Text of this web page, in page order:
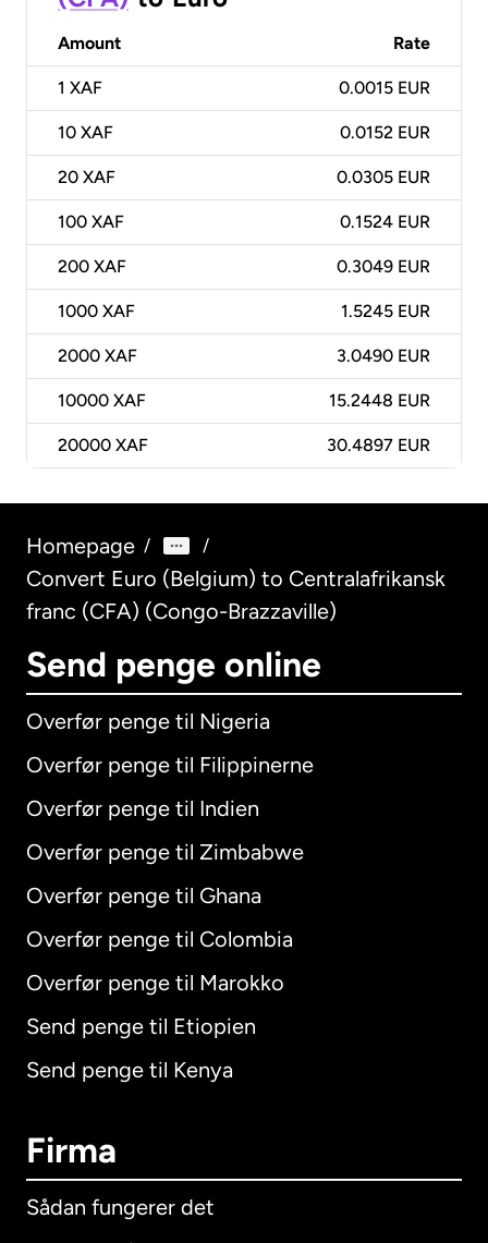
Amount Rate
1 XAF 0.0015 EUR
10 XAF 0.0152 EUR
20 XAF 0.0305 EUR
100 XAF 0.1524 EUR
200 XAF 0.3049 EUR
1000 XAF 1.5245 EUR
2000 XAF 3.0490 EUR
10000 XAF 15.2448 EUR
20000 XAF 30.4897 EUR
Homepage / /
Convert Euro (Belgium) to Centralafrikansk
franc (CFA) (Congo-Brazzaville)
Send penge online
Overfør penge til Nigeria
Overfør penge til Filippinerne
Overfør penge til Indien
Overfør penge til Zimbabwe
Overfør penge til Ghana
Overfør penge til Colombia
Overfør penge til Marokko
Send penge til Etiopien
Send penge til Kenya
Firma
Sådan fungerer det